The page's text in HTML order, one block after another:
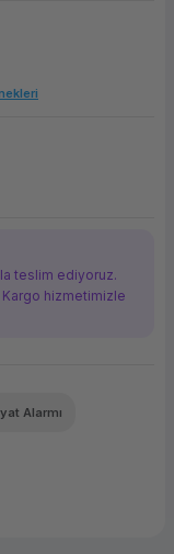
teslim ediyoruz.
Kargo hizmetimizle
Alarmı